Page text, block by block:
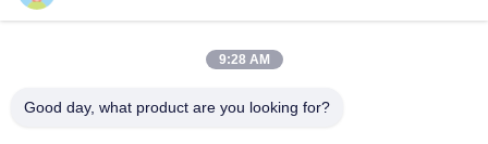
9:28 AM
Good day, what product are you looking for?